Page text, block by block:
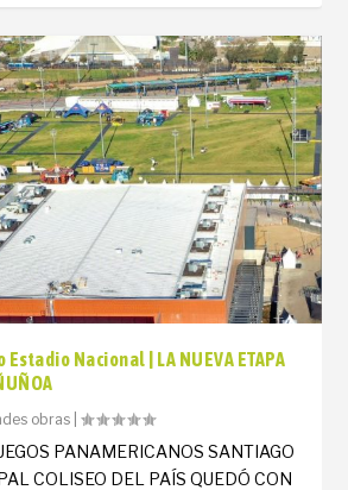
Nacional | LA NUEVA ETAPA
obras |
PANAMERICANOS SANTIAGO
COLISEO DEL PAÍS QUEDÓ CON